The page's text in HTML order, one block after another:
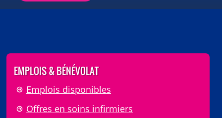
EMPLOIS & BÉNÉVOLAT
Emplois disponibles
Offres en soins infirmiers